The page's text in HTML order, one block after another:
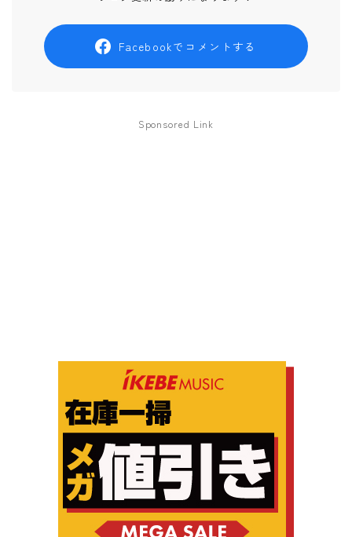
Facebookでコメントする
Sponsored Link